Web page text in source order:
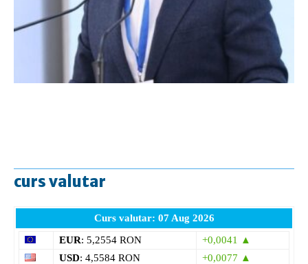
curs valutar
Curs valutar: 07 Aug 2026
EUR: 5,2554 RON
+0,0041 ▲
USD: 4,5584 RON
+0,0077 ▲